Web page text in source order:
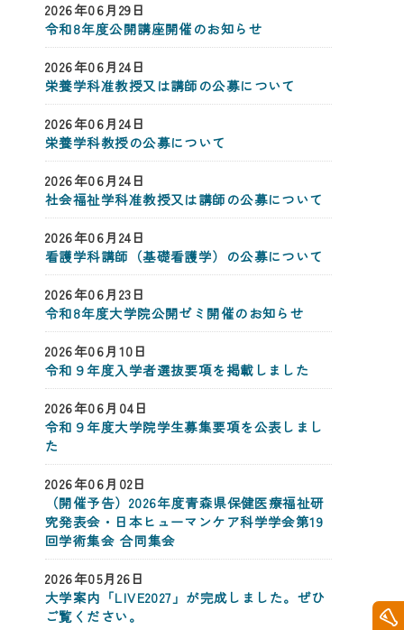
2026年06月29日
令和8年度公開講座開催のお知らせ
2026年06月24日
栄養学科准教授又は講師の公募について
2026年06月24日
栄養学科教授の公募について
2026年06月24日
社会福祉学科准教授又は講師の公募について
2026年06月24日
看護学科講師（基礎看護学）の公募について
2026年06月23日
令和8年度大学院公開ゼミ開催のお知らせ
2026年06月10日
令和９年度入学者選抜要項を掲載しました
2026年06月04日
令和９年度大学院学生募集要項を公表しまし
た
2026年06月02日
（開催予告）2026年度青森県保健医療福祉研
究発表会・日本ヒューマンケア科学学会第19
回学術集会 合同集会
2026年05月26日
大学案内「LIVE2027」が完成しました。ぜひ
ご覧ください。